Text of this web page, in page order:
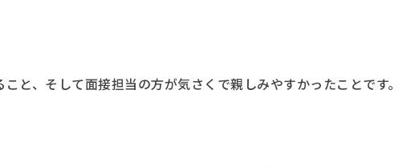
と、そして面接担当の方が気さくで親しみやすかったことです。